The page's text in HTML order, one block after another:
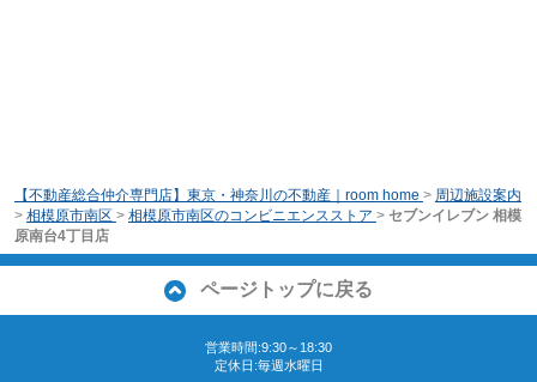
【不動産総合仲介専門店】東京・神奈川の不動産｜room home > 周辺施設案内
> 相模原市南区 > 相模原市南区のコンビニエンスストア > セブンイレブン 相模
原南台4丁目店
ページトップに戻る
営業時間:9:30～18:30
定休日:毎週水曜日